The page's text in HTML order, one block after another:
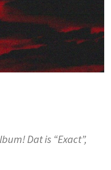
Dat is “Exact”,